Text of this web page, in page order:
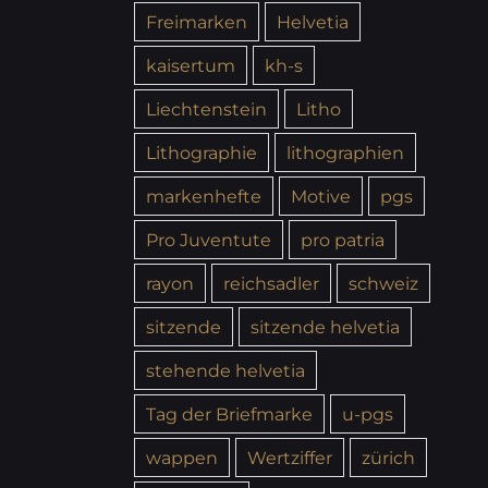
Freimarken
Helvetia
kaisertum
kh-s
Liechtenstein
Litho
Lithographie
lithographien
markenhefte
Motive
pgs
Pro Juventute
pro patria
rayon
reichsadler
schweiz
sitzende
sitzende helvetia
stehende helvetia
Tag der Briefmarke
u-pgs
wappen
Wertziffer zürich